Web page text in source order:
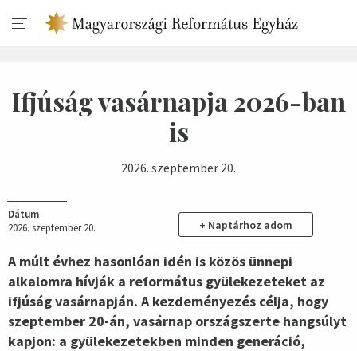
Ifjúság vasárnapja 2026-ban
is
2026. szeptember 20.
Dátum
2026. szeptember 20.
+ Naptárhoz adom
A múlt évhez hasonlóan idén is közös ünnepi
alkalomra hívják a református gyülekezeteket az
ifjúság vasárnapján. A kezdeményezés célja, hogy
szeptember 20-án, vasárnap országszerte hangsúlyt
kapjon: a gyülekezetekben minden generáció,